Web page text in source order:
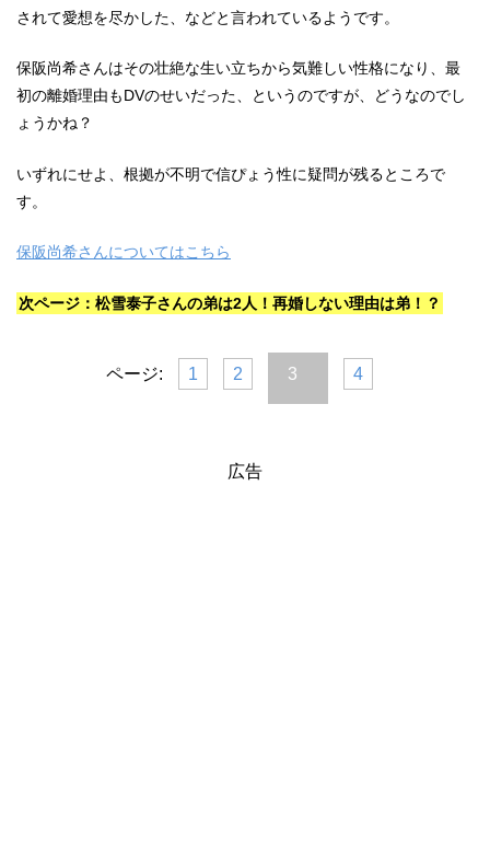
されて愛想を尽かした、などと言われているようです。
保阪尚希さんはその壮絶な生い立ちから気難しい性格になり、最
初の離婚理由もDVのせいだった、というのですが、どうなのでし
ょうかね？
いずれにせよ、根拠が不明で信ぴょう性に疑問が残るところで
す。
保阪尚希さんについてはこちら
次ページ：松雪泰子さんの弟は2人！再婚しない理由は弟！？
ページ: 1 2 3 4
広告